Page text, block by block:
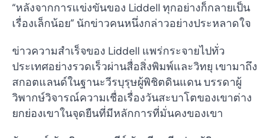
“หลังจากการแข่งขันของ Liddell ทุกอย่างก็กลายเป็น
เรื่องเล็กน้อย” นักข่าวคนหนึ่งกล่าวอย่างประหลาดใจ
ข่าวความสำเร็จของ Liddell แพร่กระจายไปทั่ว
ประเทศอย่างรวดเร็วผ่านสื่อสิ่งพิมพ์และวิทยุ เขามาถึง
สกอตแลนด์ในฐานะวีรบุรุษผู้พิชิตดินแดน บรรดาผู้
วิพากษ์วิจารณ์ความเชื่อเรื่องวันสะบาโตของเขาต่าง
ยกย่องเขาในจุดยืนที่มีหลักการที่มั่นคงของเขา